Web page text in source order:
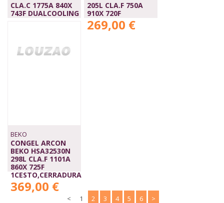
CLA.C 1775A 840X
743F DUALCOOLING
205L CLA.F 750A
910X 720F
269,00 €
BEKO
CONGEL ARCON
BEKO HSA32530N
298L CLA.F 1101A
860X 725F
1CESTO,CERRADURA
369,00 €
< 1 2 3 4 5 6 >